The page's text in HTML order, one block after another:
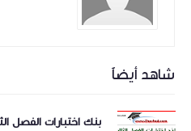
شاهد أيضاً
بنك اختبارات الفصل